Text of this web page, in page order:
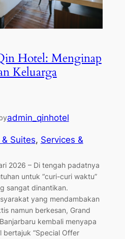
Hotel: Menginap
Keluarga
admin_qinhotel
& Suites, Services &
2026 – Di tengah padatnya
untuk “curi-curi waktu”
sangat dinantikan.
yang mendambakan
namun berkesan, Grand
kembali menyapa
bertajuk “Special Offer